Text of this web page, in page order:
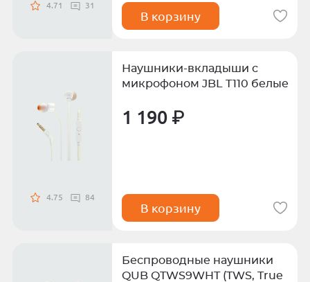
4.71 31
В корзину
4.75 84
Наушники-вкладыши с
микрофоном JBL T110 белые
1 190 ₽
В корзину
Беспроводные наушники
QUB QTWS9WHT (TWS, True